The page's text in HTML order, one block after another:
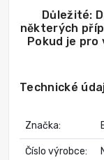
Důležité:
některých
Pokud je
Technické
Značka:
Číslo výrobce: